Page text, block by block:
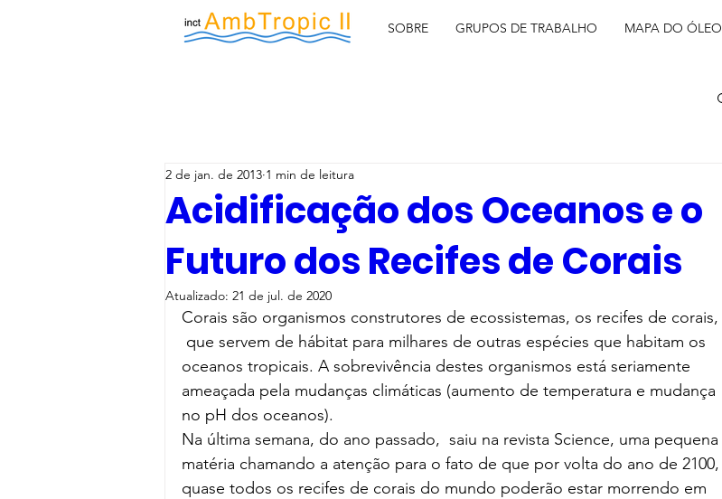
SOBRE GRUPOS DE TRABALHO MAPA DO ÓLEO
Acidificação dos Oceanos e o
Futuro dos Recifes de Corais
2 de jan. de 2013 1 min de leitura
Atualizado: 21 de jul. de 2020
Corais são organismos construtores de ecossistemas, os recifes de corais,
que servem de hábitat para milhares de outras espécies que habitam os
oceanos tropicais. A sobrevivência destes organismos está seriamente
ameaçada pela mudanças climáticas (aumento de temperatura e mudança
no pH dos oceanos).
Na última semana, do ano passado,  saiu na revista Science, uma pequena
matéria chamando a atenção para o fato de que por volta do ano de 2100,
quase todos os recifes de corais do mundo poderão estar morrendo em